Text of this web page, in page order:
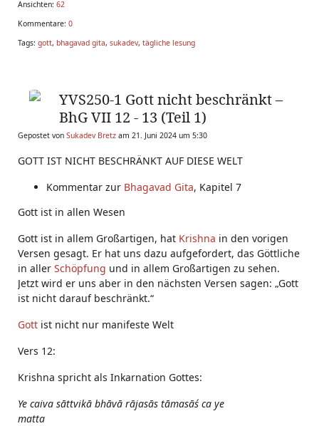
Ansichten: 62
Kommentare: 0
Tags: gott, bhagavad gita, sukadev, tägliche lesung
YVS250-1 Gott nicht beschränkt –
BhG VII 12 - 13 (Teil 1)
Gepostet von Sukadev Bretz am 21. Juni 2024 um 5:30
GOTT IST NICHT BESCHRÄNKT AUF DIESE WELT
Kommentar zur Bhagavad Gita, Kapitel 7
Gott ist in allen Wesen
Gott ist in allem Großartigen, hat Krishna in den vorigen
Versen gesagt. Er hat uns dazu aufgefordert, das Göttliche
in aller Schöpfung und in allem Großartigen zu sehen.
Jetzt wird er uns aber in den nächsten Versen sagen: „Gott
ist nicht darauf beschränkt.“
Gott ist nicht nur manifeste Welt
Vers 12:
Krishna spricht als Inkarnation Gottes:
Ye caiva sāttvikā bhāvā rājasās tāmasāś ca ye
matta